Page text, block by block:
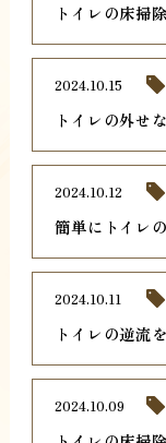
トイレの床掃
トイレの外せ
2024.10.15
簡単にトイレ
2024.10.12
トイレの逆流
2024.10.11
2024.10.09